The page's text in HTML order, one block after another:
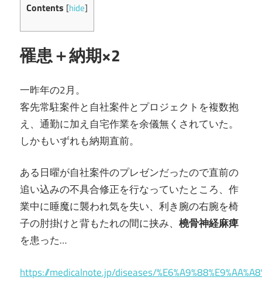
Contents [hide]
罹患＋納期×2
一昨年の2月。
客先常駐案件と自社案件とプロジェクトを複数抱
え、通勤に加え自宅作業を余儀無くされていた。
しかもいずれも納期直前。
ある日曜が自社案件のプレゼンだったので直前の
追い込みの不具合修正を行なっていたところ、作
業中に睡魔に襲われ気を失い、利き腕の右腕を椅
子の肘掛けと背もたれの間に挟み、 橈骨神経麻痺
を患った…
https://medicalnote.jp/diseases/